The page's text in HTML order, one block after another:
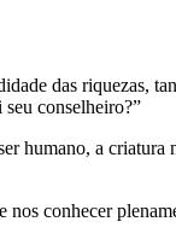
das riquezas,
conselheiro?”
humano, a
conhecer